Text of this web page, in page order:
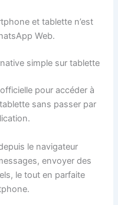
et tablette n’est
Web.
simple sur tablette
pour accéder à
sans passer par
le navigateur
envoyer des
le tout en parfaite